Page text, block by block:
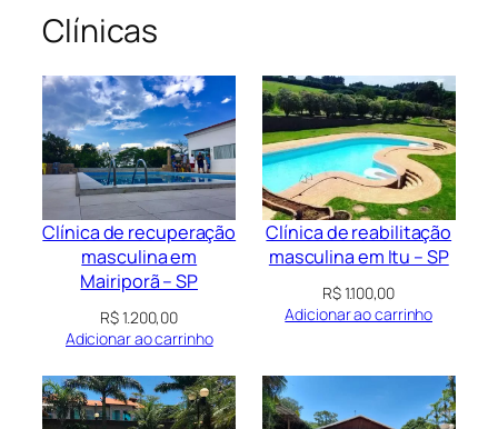
Clínicas
Clínica de recuperação
masculina em
Mairiporã – SP
R$1.200,00
Adicionar ao carrinho
Clínica de reabilitação
masculina em Itu – SP
R$1.100,00
Adicionar ao carrinho